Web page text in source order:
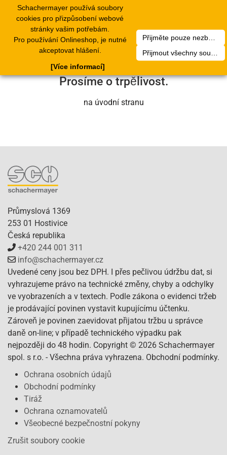
Schachermayer používá soubory
cookies pro přizpůsobení webové
stránky vašim potřebám.
Pro používání Onlineshop, je nutné
akceptovat hlášení.
Přijměte pouze nezbytné soubory cookie
[Více informací]
Bohužel došlo k technické chybě. Náš
servisní tým se o to brzy postará.
Prosíme o trpělivost.
na úvodní stranu
Průmyslová 1369
253 01 Hostivice
Česká republika
+420 244 001 311
info@schachermayer.cz
Uvedené ceny jsou bez DPH. I přes pečlivou údržbu dat, si
vyhrazujeme právo na technické změny, chyby a odchylky
ve vyobrazeních a v textech. Podle zákona o evidenci tržeb
je prodávající povinen vystavit kupujícímu účtenku.
Zároveň je povinen zaevidovat přijatou tržbu u správce
daně on-line; v případě technického výpadku pak
nejpozději do 48 hodin. Copyright © 2026 Schachermayer
spol. s r.o. - Všechna práva vyhrazena. Obchodní podmínky.
Ochrana osobních údajů
Obchodní podmínky
Tiráž
Ochrana oznamovatelů
Všeobecné bezpečnostní pokyny
Zrušit soubory cookie